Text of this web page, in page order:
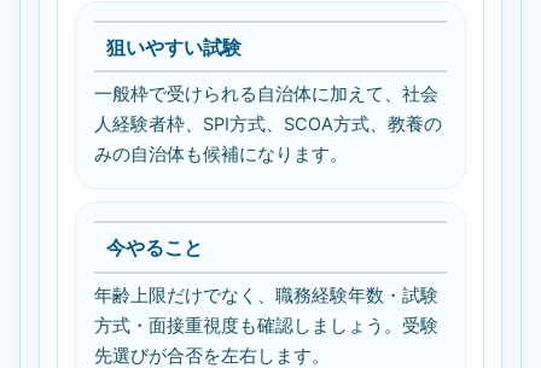
狙いやすい試験
一般枠で受けられる自治体に加えて、社会
人経験者枠、SPI方式、SCOA方式、教養の
みの自治体も候補になります。
今やること
年齢上限だけでなく、職務経験年数・試験
方式・面接重視度も確認しましょう。受験
先選びが合否を左右します。